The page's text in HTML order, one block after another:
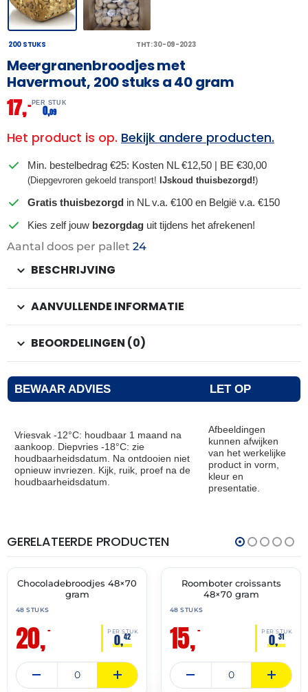
200 STUKS THT: 30-09-2023
Meergranenbroodjes met
Havermout, 200 stuks a 40 gram
17,– PER STUK
0,09
Het product is op. Bekijk andere producten.
Min. bestelbedrag €25: Kosten NL €12,50 | BE €30,00
(Diepgevroren gekoeld transport! IJskoud thuisbezorgd!)
Gratis thuisbezorgd in NL v.a. €100 en België v.a. €150
Kies zelf jouw bezorgdag uit tijdens het afrekenen!
Aantal doos per pallet 24
BESCHRIJVING
AANVULLENDE INFORMATIE
BEOORDELINGEN (0)
BEWAAR ADVIES LET OP
Vriesvak -12°C: houdbaar 1 maand na
aankoop. Diepvries -18°C: zie
houdbaarheidsdatum. Na ontdooien niet
opnieuw invriezen. Kijk, ruik, proef na de
houdbaarheidsdatum.
Afbeeldingen
kunnen afwijken
van het werkelijke
product in vorm,
kleur en
presentatie.
GERELATEERDE PRODUCTEN
🔥 OP=OP
THT:
31-
Chocoladebroodjes 48×70
gram
48 STUKS
20,– PER STUK
0,42
🔥 OP=OP
Roomboter croissants
48×70 gram
48 STUKS
15,– PER STUK
0,31